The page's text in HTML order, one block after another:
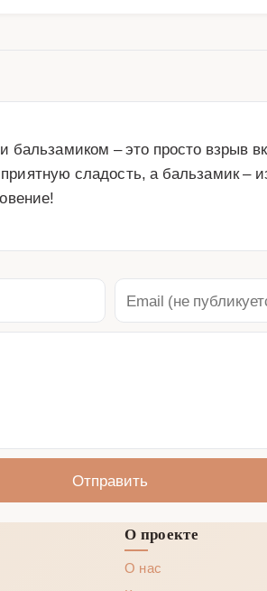
– это просто взрыв
сладость, а бальзамик –
Отправить
О проекте
О нас